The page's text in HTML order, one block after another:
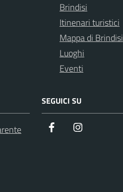
Brindisi
Itinenari turistici
Mappa di Brindisi
Luoghi
Eventi
SEGUICI SU
Facebook